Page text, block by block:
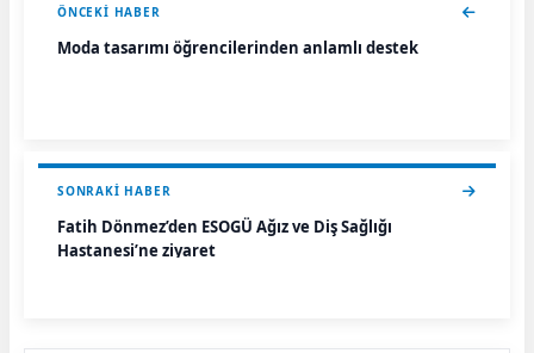
ÖNCEKI HABER
Moda tasarımı öğrencilerinden anlamlı destek
SONRAKI HABER
Fatih Dönmez’den ESOGÜ Ağız ve Diş Sağlığı
Hastanesi’ne ziyaret